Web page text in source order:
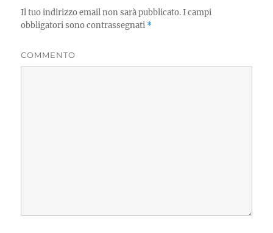
Il tuo indirizzo email non sarà pubblicato.I campi
obbligatori sono contrassegnati *
COMMENTO